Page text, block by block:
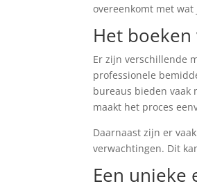
overeenkomt met
Het
Er zijn verschillende
professionele
bureaus bieden vaak
maakt het proces
Daarnaast zijn er
verwachtingen. Dit
Een unieke